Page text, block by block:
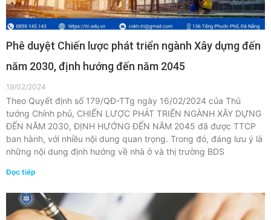
Phê duyệt Chiến lược phát triển ngành Xây dựng đến
năm 2030, định hướng đến năm 2045
19/02/2024
Theo Quyết định số 179/QĐ-TTg ngày 16/02/2024 của Thủ
tướng Chính phủ, CHIẾN LƯỢC PHÁT TRIỂN NGÀNH XÂY DỰNG
ĐẾN NĂM 2030, ĐỊNH HƯỚNG ĐẾN NĂM 2045 đã được TTCP
ban hành, với nhiều nội dung quan trọng. Trong đó, đáng lưu ý là
những nội dung định hướng về nhà ở và thị trường BDS
Đọc tiếp